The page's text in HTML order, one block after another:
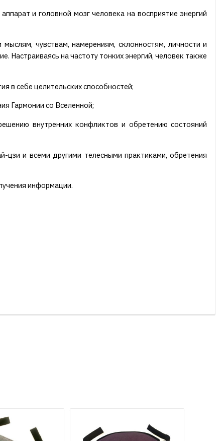
и головной мозг человека на восприятие энергий
чувствам, намерениям, склонностям, личности и
Настраиваясь на частоту тонких энергий, человек также
в себе целительских способностей;
Гармонии со Вселенной;
внутренних конфликтов и обретению состояний
цзи и всеми другими телесными практиками, обретения
информации.